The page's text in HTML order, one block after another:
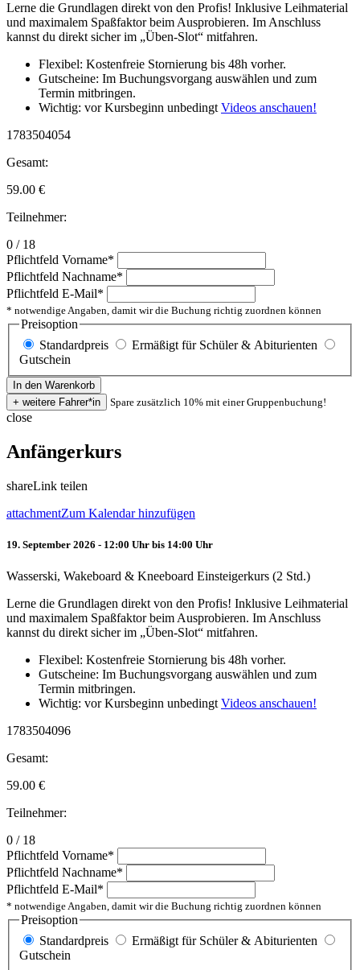
Lerne die Grundlagen direkt von den Profis! Inklusive Leihmaterial
und maximalem Spaßfaktor beim Ausprobieren. Im Anschluss
kannst du direkt sicher im „Üben-Slot“ mitfahren.
Flexibel: Kostenfreie Stornierung bis 48h vorher.
Gutscheine: Im Buchungsvorgang auswählen und zum
Termin mitbringen.
Wichtig: vor Kursbeginn unbedingt Videos anschauen!
1783504054
Gesamt:
59.00 €
Teilnehmer:
0 / 18
Pflichtfeld Vorname*
Pflichtfeld Nachname*
Pflichtfeld E-Mail*
* notwendige Angaben, damit wir die Buchung richtig zuordnen können
Preisoption
Standardpreis
Ermäßigt für Schüler & Abiturienten
Gutschein
Spare zusätzlich 10% mit einer Gruppenbuchung!
close
Anfängerkurs
shareLink teilen
attachmentZum Kalendar hinzufügen
19. September 2026 - 12:00 Uhr bis 14:00 Uhr
Wasserski, Wakeboard & Kneeboard Einsteigerkurs (2 Std.)
Lerne die Grundlagen direkt von den Profis! Inklusive Leihmaterial
und maximalem Spaßfaktor beim Ausprobieren. Im Anschluss
kannst du direkt sicher im „Üben-Slot“ mitfahren.
Flexibel: Kostenfreie Stornierung bis 48h vorher.
Gutscheine: Im Buchungsvorgang auswählen und zum
Termin mitbringen.
Wichtig: vor Kursbeginn unbedingt Videos anschauen!
1783504096
Gesamt:
59.00 €
Teilnehmer:
0 / 18
Pflichtfeld Vorname*
Pflichtfeld Nachname*
Pflichtfeld E-Mail*
* notwendige Angaben, damit wir die Buchung richtig zuordnen können
Preisoption
Standardpreis
Ermäßigt für Schüler & Abiturienten
Gutschein